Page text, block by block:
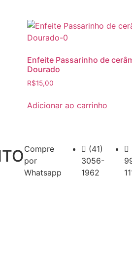
Enfeite Passarinho de
Dourado
R$15,00
Adicionar ao carrinho
Compre
por
Whatsapp
(41)
3056-
1962